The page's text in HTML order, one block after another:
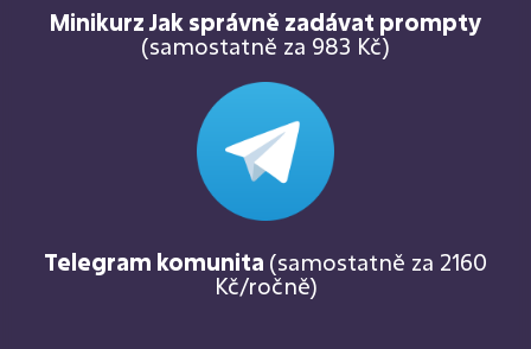
Minikurz Jak správně zadávat prompty
(samostatně za 983 Kč)
Telegram komunita (samostatně za 2160
Kč/ročně)